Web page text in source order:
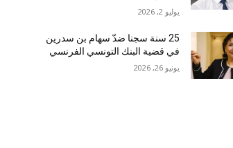
يوليو 2, 2026
25 سنة سجنا ضدّ سهام بن سدرين
في قضية البنك التونسي الفرنسي
يونيو 26, 2026